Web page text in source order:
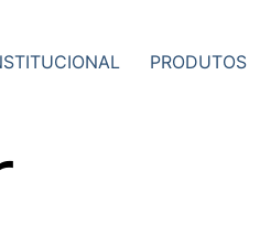
PRODUTOS